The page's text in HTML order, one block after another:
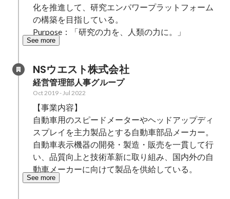
化を推進して、研究エンパワープラットフォーム
の構築を目指している。
Purpose：「研究の力を、人類の力に。」
See more
NSウエスト株式会社
経営管理部人事グループ
Oct 2019-Jul 2022
【事業内容】
自動車用のスピードメーターやヘッドアップディ
スプレイを主力製品とする自動車部品メーカー。
自動車表示機器の開発・製造・販売を一貫して行
い、品質向上と技術革新に取り組み、国内外の自
動車メーカーに向けて製品を供給している。
See more